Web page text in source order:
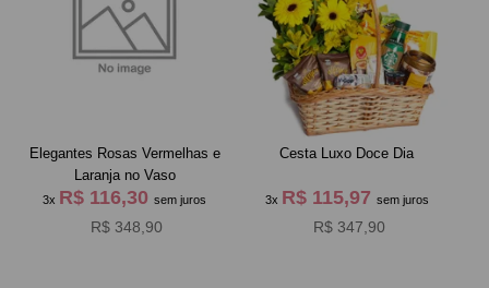
Elegantes Rosas Vermelhas e
Laranja no Vaso
3x R$ 116,30sem juros
R$ 348,90
Cesta Luxo Doce Dia
3x R$ 115,97 sem juros
R$ 347,90